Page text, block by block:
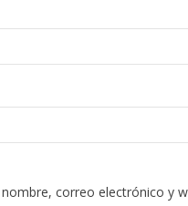
correo electrónico y